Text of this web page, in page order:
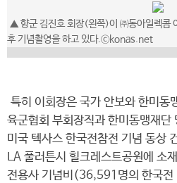
▲ 향군 김진호 회장(왼쪽)이 ㈜동아일렉콤
후 기념촬영을 하고 있다.ⓒkonas.net
특히 이회장은 국가 안보와 한미동
육군협회 부회장직과 한미동맹재단
미국 텍사스 한국전참전 기념 동상
LA 풀러튼시 힐크레스트공원에 소
전용사 기념비(36,591명의 한국전